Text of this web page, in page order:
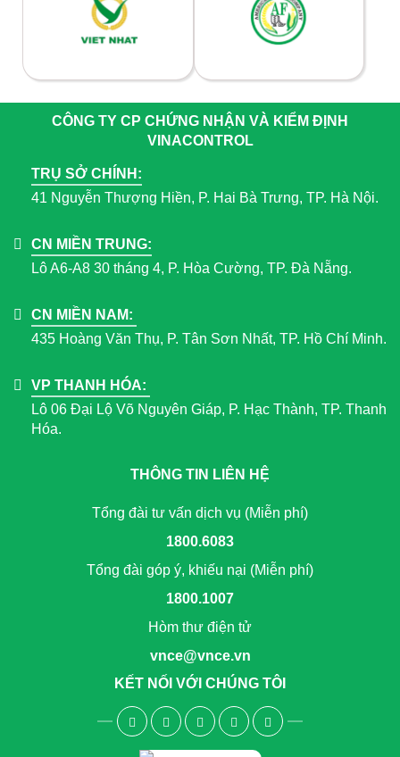
CÔNG TY CP CHỨNG NHẬN VÀ KIỂM ĐỊNH
VINACONTROL
TRỤ SỞ CHÍNH:
41 Nguyễn Thượng Hiền, P. Hai Bà Trưng, TP. Hà Nội.
CN MIỀN TRUNG:
Lô A6-A8 30 tháng 4, P. Hòa Cường, TP. Đà Nẵng.
CN MIỀN NAM:
435 Hoàng Văn Thụ, P. Tân Sơn Nhất, TP. Hồ Chí Minh.
VP THANH HÓA:
Lô 06 Đại Lộ Võ Nguyên Giáp, P. Hạc Thành, TP. Thanh
Hóa.
THÔNG TIN LIÊN HỆ
Tổng đài tư vấn dịch vụ (Miễn phí)
1800.6083
Tổng đài góp ý, khiếu nại (Miễn phí)
1800.1007
Hòm thư điện tử
vnce@vnce.vn
KẾT NỐI VỚI CHÚNG TÔI